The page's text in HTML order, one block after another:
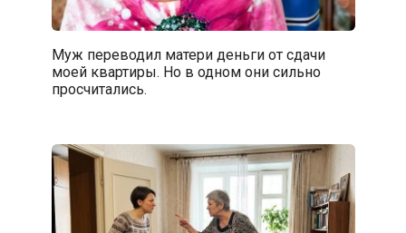
Муж переводил матери деньги от сдачи
моей квартиры. Но в одном они сильно
просчитались.